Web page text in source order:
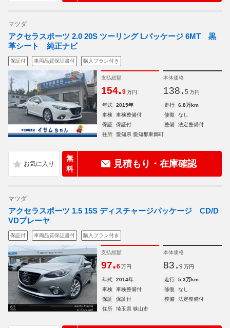
マツダ
アクセラスポーツ 2.0 20S ツーリング Lパッケージ 6MT 黒
革シート 純正ナビ
保証付 車両品質保証書付 購入プラン付き
支払総額
154.9 万円
本体価格
138. 5 万円
年式 2015年 走行
6.8万km
車検
車検整備付 修復
なし
保証
保証付 整備
法定整備付
住所
愛知県 愛知郡東郷町
無
料
見積もり・在庫確認
マツダ
アクセラスポーツ 1.5 15S ディスチャージパッケージ CD/D
VDプレーヤ
保証付 車両品質保証書付 購入プラン付き
支払総額
97.6 万円
本体価格
83. 9 万円
年式 2014年 走行
5.3万km
車検
車検整備付 修復
なし
保証
保証付 整備
法定整備付
住所
埼玉県 狭山市